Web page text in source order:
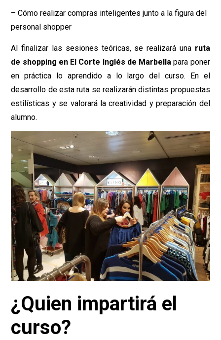
– Cómo realizar compras inteligentes junto a la figura del
personal shopper
Al finalizar las sesiones teóricas, se realizará una ruta
de shopping en El Corte Inglés de Marbella para poner
en práctica lo aprendido a lo largo del curso. En el
desarrollo de esta ruta se realizarán distintas propuestas
estilísticas y se valorará la creatividad y preparación del
alumno.
¿Quien impartirá el
curso?